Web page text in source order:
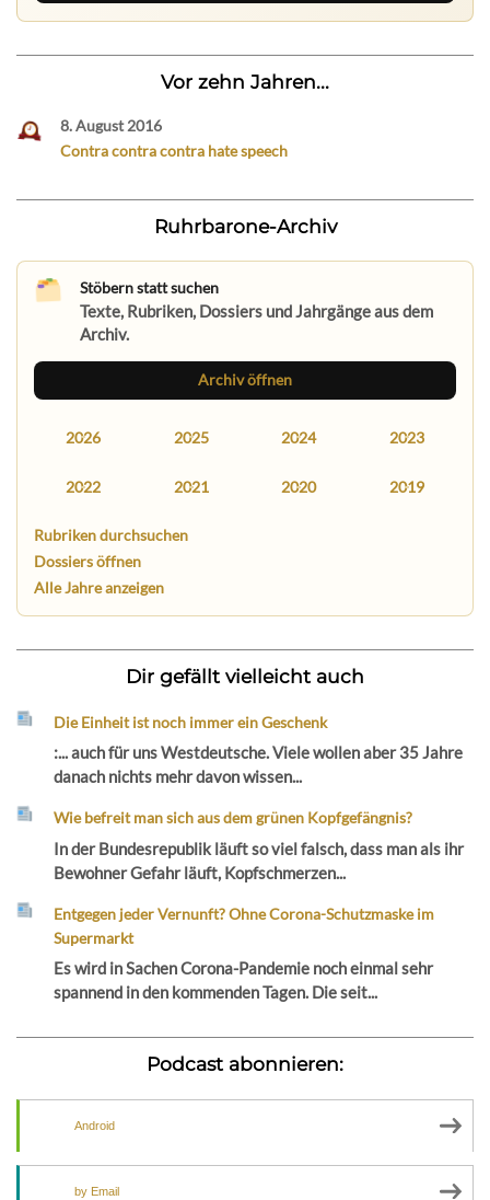
Vor zehn Jahren...
8. August 2016
Contra contra contra hate speech
Ruhrbarone-Archiv
Stöbern statt suchen
Texte, Rubriken, Dossiers und Jahrgänge aus dem
Archiv.
Archiv öffnen
2026 2025 2024 2023
2022 2021 2020 2019
Rubriken durchsuchen
Dossiers öffnen
Alle Jahre anzeigen
Dir gefällt vielleicht auch
Die Einheit ist noch immer ein Geschenk
:... auch für uns Westdeutsche. Viele wollen aber 35 Jahre
danach nichts mehr davon wissen...
Wie befreit man sich aus dem grünen Kopfgefängnis?
In der Bundesrepublik läuft so viel falsch, dass man als ihr
Bewohner Gefahr läuft, Kopfschmerzen...
Entgegen jeder Vernunft? Ohne Corona-Schutzmaske im
Supermarkt
Es wird in Sachen Corona-Pandemie noch einmal sehr
spannend in den kommenden Tagen. Die seit...
Podcast abonnieren:
Android
by Email